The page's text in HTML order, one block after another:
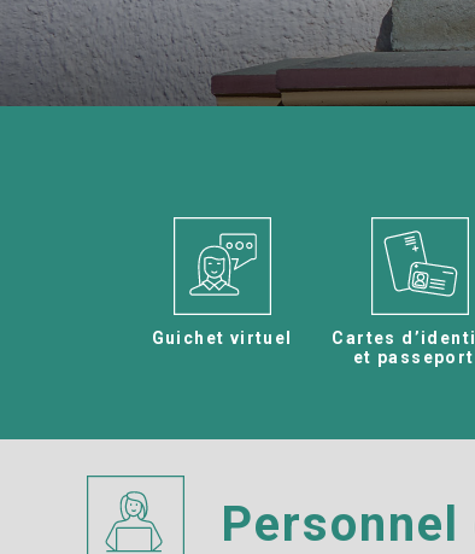
Guichet virtuel
Cartes
et
Personnel